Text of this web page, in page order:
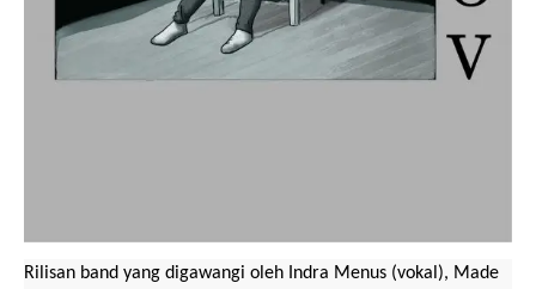
Rilisan band yang digawangi oleh Indra Menus (vokal), Made